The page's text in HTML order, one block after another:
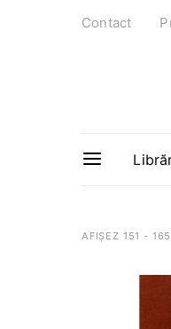
Contact
AFIȘEZ 151 -